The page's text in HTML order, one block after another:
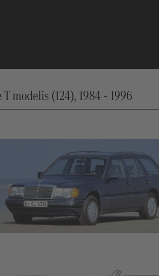
modelis (124), 1984 - 1996